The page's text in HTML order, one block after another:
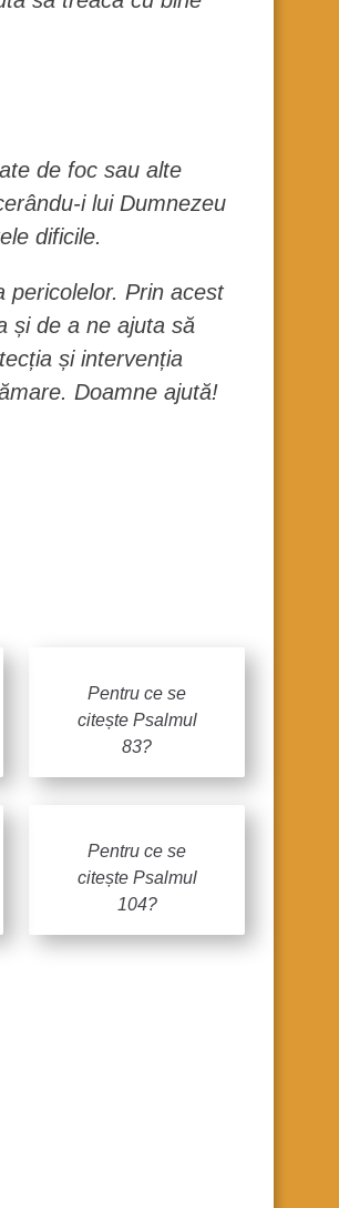
de foc sau alte
i lui Dumnezeu
dificile.
pericolelor. Prin acest
și de a ne ajuta să
și intervenția
Doamne ajută!
Pentru ce se
citește Psalmul
83?
Pentru ce se
citește Psalmul
104?